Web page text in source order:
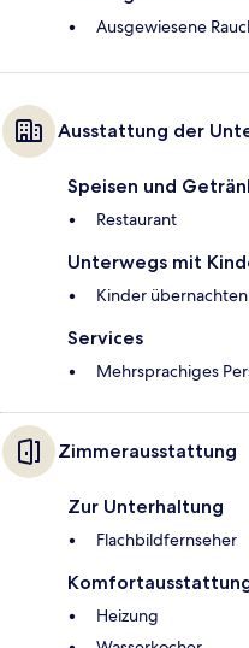
Ausgewiesene
Ausstattung der
Speisen und
Restaurant
Unterwegs mit
Kinder
Services
Mehrsprachiges
Zimmerausstattung
Zur Unterhaltung
Flachbildfernseher
Heizung